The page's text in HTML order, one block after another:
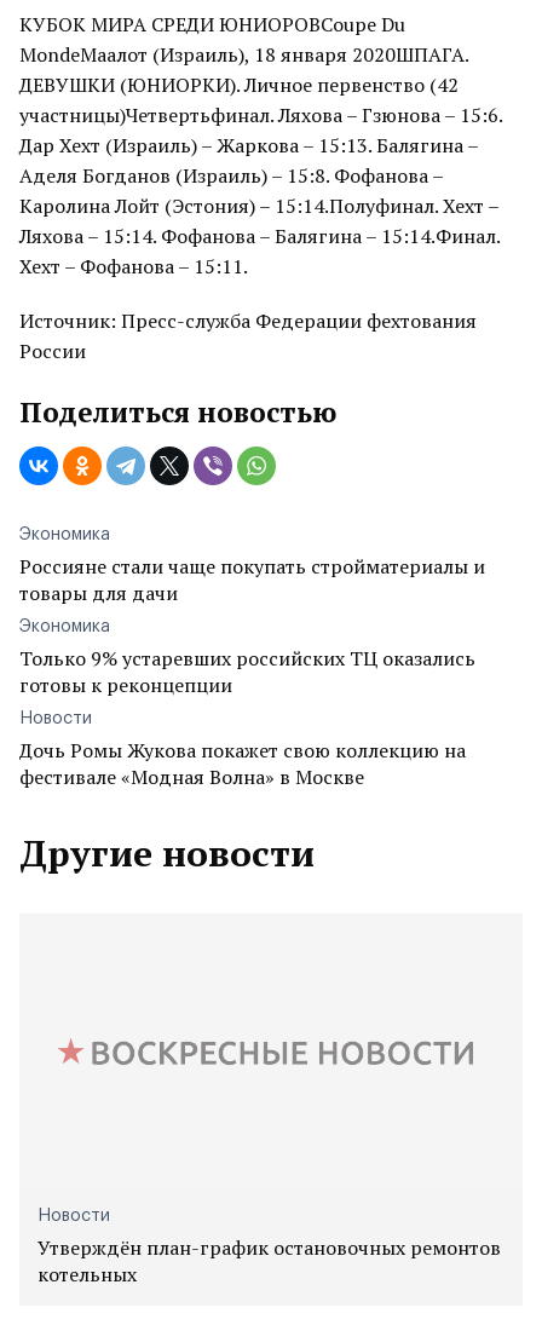
КУБОК МИРА СРЕДИ ЮНИОРОВCoupe Du
MondeМаалот (Израиль), 18 января 2020ШПАГА.
ДЕВУШКИ (ЮНИОРКИ). Личное первенство (42
участницы)Четвертьфинал. Ляхова – Гзюнова – 15:6.
Дар Хехт (Израиль) – Жаркова – 15:13. Балягина –
Аделя Богданов (Израиль) – 15:8. Фофанова –
Каролина Лойт (Эстония) – 15:14.Полуфинал. Хехт –
Ляхова – 15:14. Фофанова – Балягина – 15:14.Финал.
Хехт – Фофанова – 15:11.
Источник: Пресс-служба Федерации фехтования
России
Поделиться новостью
Экономика
Россияне стали чаще покупать стройматериалы и
товары для дачи
Экономика
Только 9% устаревших российских ТЦ оказались
готовы к реконцепции
Новости
Дочь Ромы Жукова покажет свою коллекцию на
фестивале «Модная Волна» в Москве
Другие новости
Новости
Утверждён план-график остановочных ремонтов
котельных